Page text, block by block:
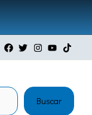
Buscar